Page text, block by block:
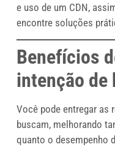
e uso de um CDN,
encontre soluções
Benefícios
intenção de
Você pode entregar as
buscam, melhorando
quanto o desempenho